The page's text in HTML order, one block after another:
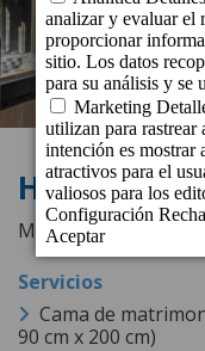
Habitación
Modernas
Cama de
90 cm x 200 cm)